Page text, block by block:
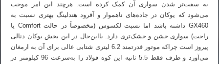
به سفت‌تر شدن سواری آن کمک کرده است. هرچند این امر موجب
می‌شود که یوکان در جاده‌های ناهموار و آفرود هندلینگ بهتری نسبت به
GX460 داشته باشد اما نسبت لکسوس (مخصوصاً در حالت Comfort یا
راحت) سواری خشن و خشک‌تری دارد. بااین‌حال در این بخش یوکان دنالی
پیروز است چراکه موتور قدرتمند 6.2 لیتری شتابی عالی برای آن به ارمغان
می‌آورد و ظرف فقط 5.5 ثانیه این کوه فولاد را به‌سرعت 96 کیلومتر در